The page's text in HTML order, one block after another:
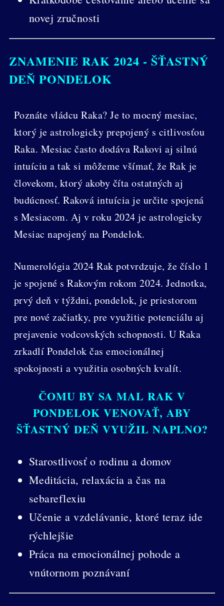
novej zručnosti
ZNAMENIE RAK 2024 - ŠŤASTNÝ
DEŇ PONDELOK
Poznáte vládcu Raka? Je to mocný mesiac,
ktorý je astrologicky prepojený s citlivosťou
Raka. Mesiac často dodáva Rakovi aj silnú
intuíciu a tak si môžeme všímať, že Rak je
človekom, ktorý akoby číta ostatných aj
budúcnosť. Raková intuícia je určite spojená
s Mesiacom. Aj v roku 2024 je astrologicky
Mesiac napojený na Pondelok.
Numerológia 2024 Rak potvrdzuje, že číslo 1
je spojené s Rakovým rokom 2024. Jednotka,
prvý deň v týždni, pondelok, je priestorom
pre nové začiatky, pre využitie potenciálu aj
prejavenie vodcovských schopnosti. U Raka
zrkadlí Pondelok čas emocionálnej
spokojnosti a využitia osobných kvalít.
ČOMU BY SA MAL RAK V
PONDELOK VENOVAŤ, ABY
ŠŤASTNÝ DEŇ VYUŽIL NAPLNO?
Starostlivosť o rodinu a domov
Meditácia, relaxácia a čas na
sebareflexiu
Učenie a vzdelávanie, ktoré teraz ide
rýchlejšie
Práca na emocionálnej pohode a
vnútornom poznávaní